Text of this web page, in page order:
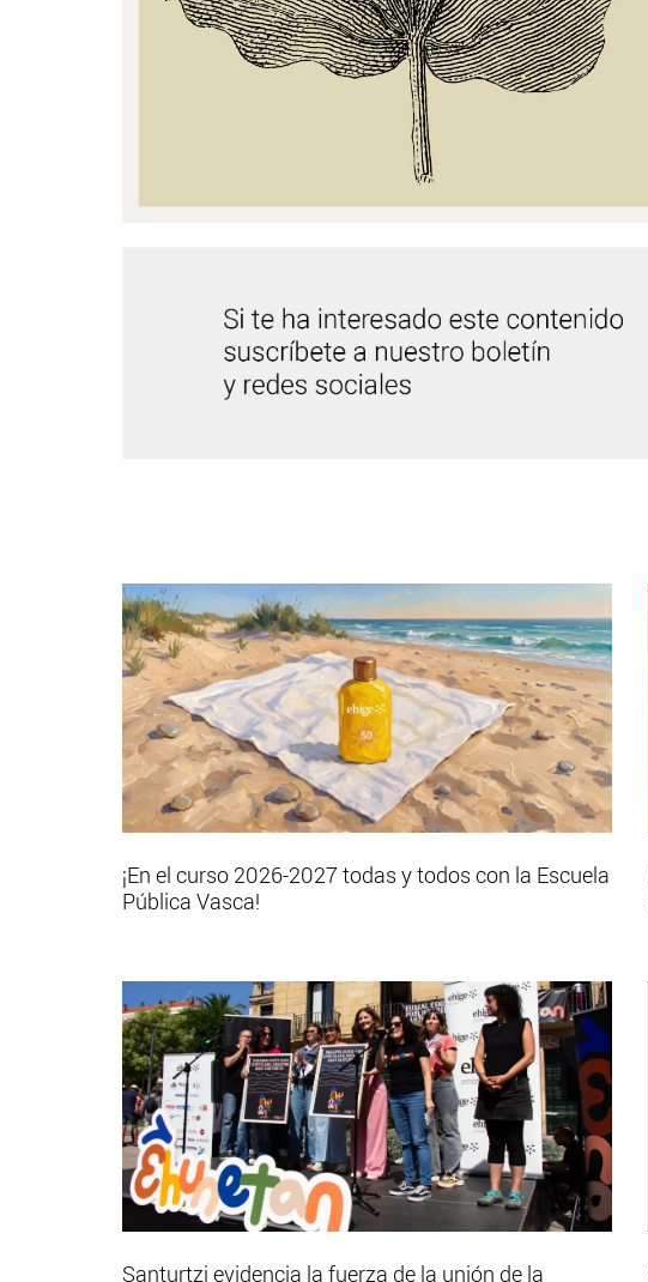
¡En el curso 2026-2027 todas y todos con la Escuela
Pública Vasca!
Santurtzi evidencia la fuerza de la unión de la